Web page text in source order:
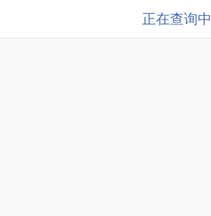
正在查询中